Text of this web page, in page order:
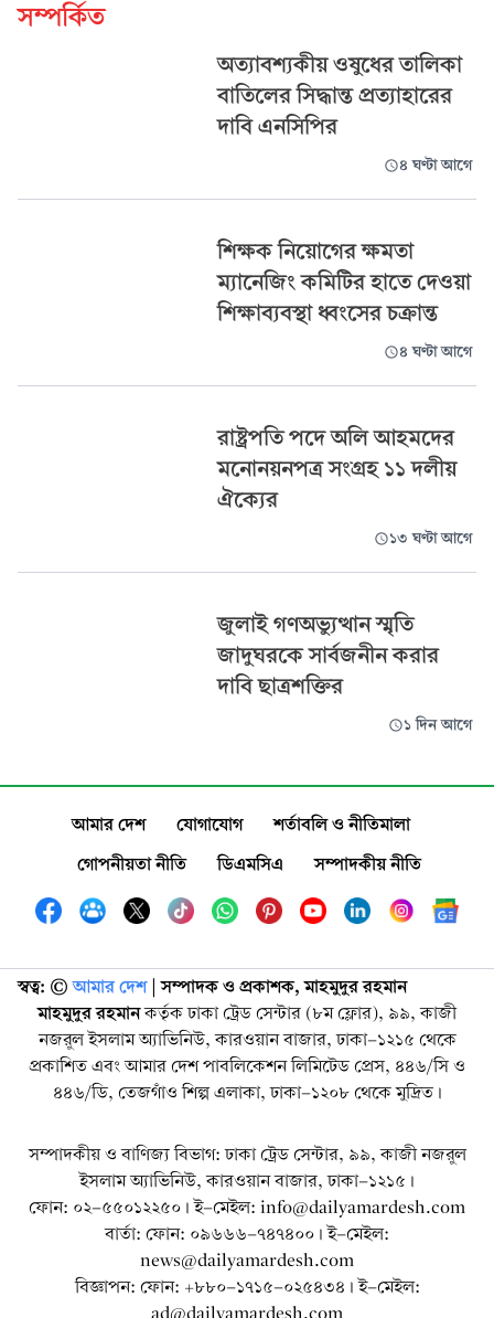
সম্পর্কিত
অত্যাবশ্যকীয় ওষুধের তালিকা
বাতিলের সিদ্ধান্ত প্রত্যাহারের
দাবি এনসিপির
৪ ঘণ্টা আগে
শিক্ষক নিয়োগের ক্ষমতা
ম্যানেজিং কমিটির হাতে দেওয়া
শিক্ষাব্যবস্থা ধ্বংসের চক্রান্ত
৪ ঘণ্টা আগে
রাষ্ট্রপতি পদে অলি আহমদের
মনোনয়নপত্র সংগ্রহ ১১ দলীয়
ঐক্যের
১৩ ঘণ্টা আগে
জুলাই গণঅভ্যুত্থান স্মৃতি
জাদুঘরকে সার্বজনীন করার
দাবি ছাত্রশক্তির
১ দিন আগে
আমার দেশ যোগাযোগ
শর্তাবলি ও নীতিমালা
গোপনীয়তা নীতি
ডিএমসিএ সম্পাদকীয় নীতি
স্বত্ব: ©️ আমার দেশ| সম্পাদক ও প্রকাশক, মাহমুদুর রহমান
মাহমুদুর রহমানকর্তৃক ঢাকা ট্রেড সেন্টার (৮ম ফ্লোর), ৯৯, কাজী
নজরুল ইসলাম অ্যাভিনিউ, কারওয়ান বাজার, ঢাকা-১২১৫ থেকে
প্রকাশিত এবং আমার দেশ পাবলিকেশন লিমিটেড প্রেস, ৪৪৬/সি ও
৪৪৬/ডি, তেজগাঁও শিল্প এলাকা, ঢাকা-১২০৮ থেকে মুদ্রিত।
সম্পাদকীয় ও বাণিজ্য বিভাগ: ঢাকা ট্রেড সেন্টার, ৯৯, কাজী নজরুল
ইসলাম অ্যাভিনিউ, কারওয়ান বাজার, ঢাকা-১২১৫।
ফোন: ০২-৫৫০১২২৫০। ই-মেইল: info@dailyamardesh.com
বার্তা: ফোন: ০৯৬৬৬-৭৪৭৪০০। ই-মেইল:
news@dailyamardesh.com
বিজ্ঞাপন: ফোন: +৮৮০-১৭১৫-০২৫৪৩৪ । ই-মেইল:
ad@dailyamardesh.com